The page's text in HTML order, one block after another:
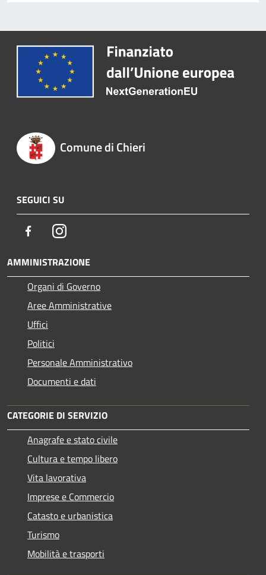
Comune di Chieri
SEGUICI SU
FacebookInstagram
AMMINISTRAZIONE
Organi di Governo
Aree Amministrative
Uffici
Politici
Personale Amministrativo
Documenti e dati
CATEGORIE DI SERVIZIO
Anagrafe e stato civile
Cultura e tempo libero
Vita lavorativa
Imprese e Commercio
Catasto e urbanistica
Turismo
Mobilità e trasporti